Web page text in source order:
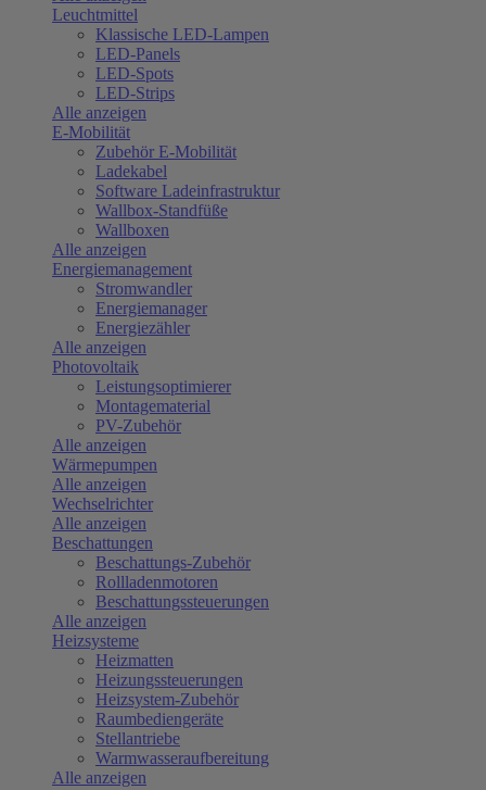
Leuchtmittel
Klassische LED-Lampen
LED-Panels
LED-Spots
LED-Strips
Alle anzeigen
E-Mobilität
Zubehör E-Mobilität
Ladekabel
Software Ladeinfrastruktur
Wallbox-Standfüße
Wallboxen
Alle anzeigen
Energiemanagement
Stromwandler
Energiemanager
Energiezähler
Alle anzeigen
Photovoltaik
Leistungsoptimierer
Montagematerial
PV-Zubehör
Alle anzeigen
Wärmepumpen
Alle anzeigen
Wechselrichter
Alle anzeigen
Beschattungen
Beschattungs-Zubehör
Rollladenmotoren
Beschattungssteuerungen
Alle anzeigen
Heizsysteme
Heizmatten
Heizungssteuerungen
Heizsystem-Zubehör
Raumbediengeräte
Stellantriebe
Warmwasseraufbereitung
Alle anzeigen